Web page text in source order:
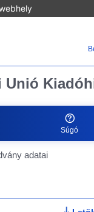
Unió
Súgó
adatai
Actions